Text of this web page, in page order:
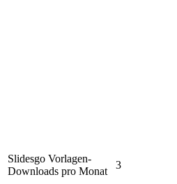
Slidesgo Vorlagen-
Downloads pro Monat
3